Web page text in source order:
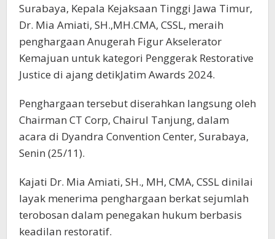
Surabaya, Kepala Kejaksaan Tinggi Jawa Timur,
Dr. Mia Amiati, SH.,MH.CMA, CSSL, meraih
penghargaan Anugerah Figur Akselerator
Kemajuan untuk kategori Penggerak Restorative
Justice di ajang detikJatim Awards 2024.
Penghargaan tersebut diserahkan langsung oleh
Chairman CT Corp, Chairul Tanjung, dalam
acara di Dyandra Convention Center, Surabaya,
Senin (25/11).
Kajati Dr. Mia Amiati, SH., MH, CMA, CSSL dinilai
layak menerima penghargaan berkat sejumlah
terobosan dalam penegakan hukum berbasis
keadilan restoratif.